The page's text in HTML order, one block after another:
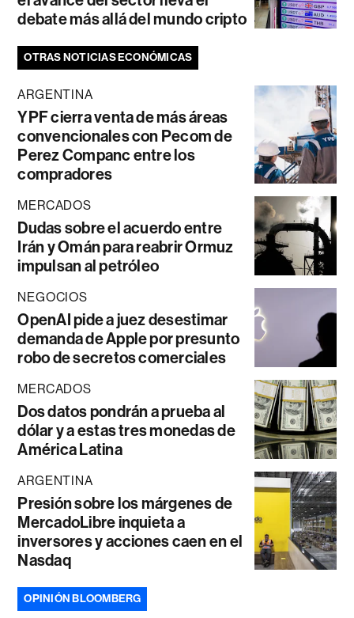
debate más allá del mundo cripto
OTRAS NOTICIAS ECONÓMICAS
ARGENTINA
YPF cierra venta de más áreas
convencionales con Pecom de
Perez Companc entre los
compradores
MERCADOS
Dudas sobre el acuerdo entre
Irán y Omán para reabrir Ormuz
impulsan al petróleo
NEGOCIOS
OpenAI pide a juez desestimar
demanda de Apple por presunto
robo de secretos comerciales
MERCADOS
Dos datos pondrán a prueba al
dólar y a estas tres monedas de
América Latina
ARGENTINA
Presión sobre los márgenes de
MercadoLibre inquieta a
inversores y acciones caen en el
Nasdaq
OPINIÓN BLOOMBERG